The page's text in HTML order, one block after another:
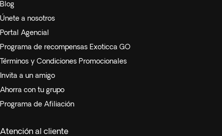
Blog
Únete a nosotros
Portal Agencial
Programa de recompensas Exoticca GO
Términos y Condiciones Promocionales
Invita a un amigo
Ahorra con tu grupo
Programa de Afiliación
Atención al cliente